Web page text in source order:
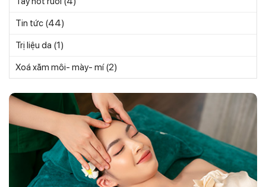
Tin tức (44)
Trị liệu da (1)
Xoá xăm môi- mày- mí(2)